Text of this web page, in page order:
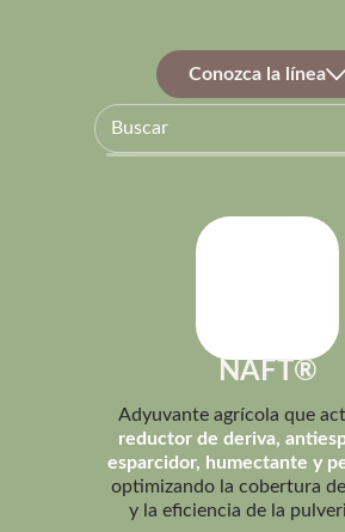
Conozca la línea
NAFT®
Adyuvante agrícola que
reductor de deriva,
esparcidor, humectante y
optimizando la cobertura
y la eficiencia de la